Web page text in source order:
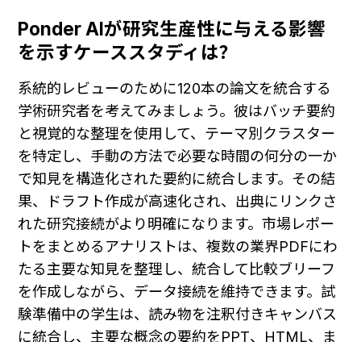
Ponder AIが研究生産性に与える影響
を示すケーススタディは？
系統的レビューのために120本の論文を統合する
学術研究者を考えてみましょう。彼はバッチ要約
と視覚的な整理を使用して、テーマ別クラスター
を特定し、手動の方法で必要な時間の何分の一か
で知見を構造化された要約に統合します。その結
果、ドラフト作成が高速化され、出典にリンクさ
れた研究接続がより明確になります。市場レポー
トをまとめるアナリストは、複数の業界PDFにわ
たる主要な知見を整理し、統合して比較ブリーフ
を作成しながら、データ接続を維持できます。試
験準備中の学生は、読み物を注釈付きキャンバス
に統合し、主要な概念の要約をPPT、HTML、ま